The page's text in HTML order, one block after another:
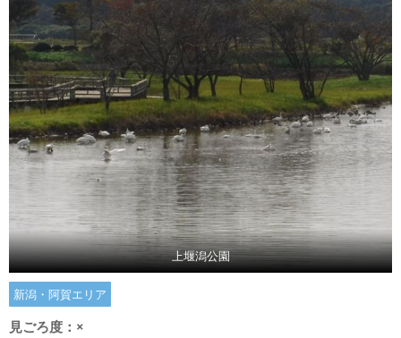
上堰潟公園
新潟・阿賀エリア
見ごろ度： ×